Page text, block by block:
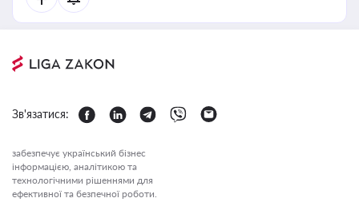
Зв'язатися:
забезпечує український бізнес
інформацією, аналітикою та
технологічними рішеннями для
ефективної та безпечної роботи.